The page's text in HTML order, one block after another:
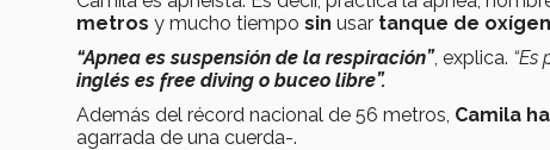
metros y mucho tiempo sin usar tanque de
“Apnea es suspensión de la respiración”, explica.
inglés es free diving o buceo libre”.
Además del récord nacional de 56 metros, Camila
agarrada de una cuerda-.